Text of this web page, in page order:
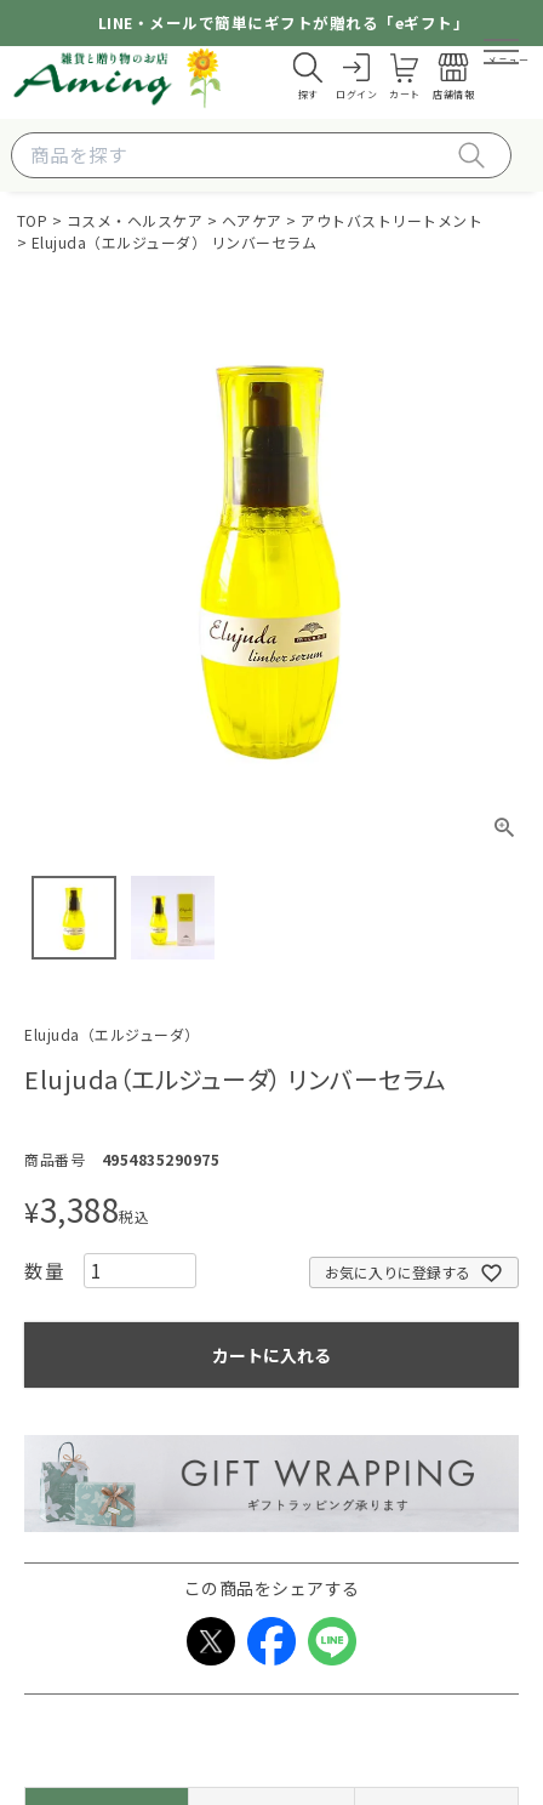
LINE・メールで簡単にギフトが贈れる「eギフト」
探す ログイン カート 店舗情報
メニュー
TOP コスメ・ヘルスケア ヘアケア
アウトバストリートメント
Elujuda（エルジューダ） リンバーセラム
Elujuda（エルジューダ）
Elujuda（エルジューダ） リンバーセラム
商品番号 4954835290975
¥3,388税込
お気に入りに登録する
カートに入れる
この商品をシェアする